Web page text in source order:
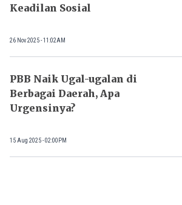
Keadilan Sosial
26 Nov 2025 - 11:02AM
PBB Naik Ugal-ugalan di
Berbagai Daerah, Apa
Urgensinya?
15 Aug 2025 - 02:00PM